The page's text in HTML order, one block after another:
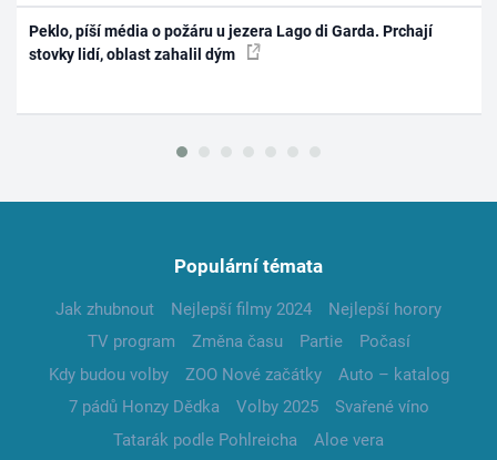
Peklo, píší média o požáru u jezera Lago di Garda. Prchají
stovky lidí, oblast zahalil dým
Populární témata
Jak zhubnout Nejlepší filmy 2024
Nejlepší horory
TV program
Změna času Partie
Počasí
Kdy budou volby
ZOO Nové začátky
Auto – katalog
7 pádů Honzy Dědka
Volby 2025
Svařené víno
Tatarák podle Pohlreicha
Aloe vera